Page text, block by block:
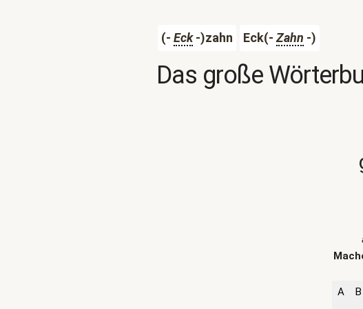
(- Eck-)zahn Eck(- Zahn -)
Das große
A
B